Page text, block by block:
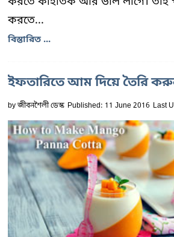
করতে...
বিস্তারিত ...
ইফতারিতে আম দিয়ে তৈরি
byজীবনশৈলী ডেস্ক Published: 11 June 2016 Last